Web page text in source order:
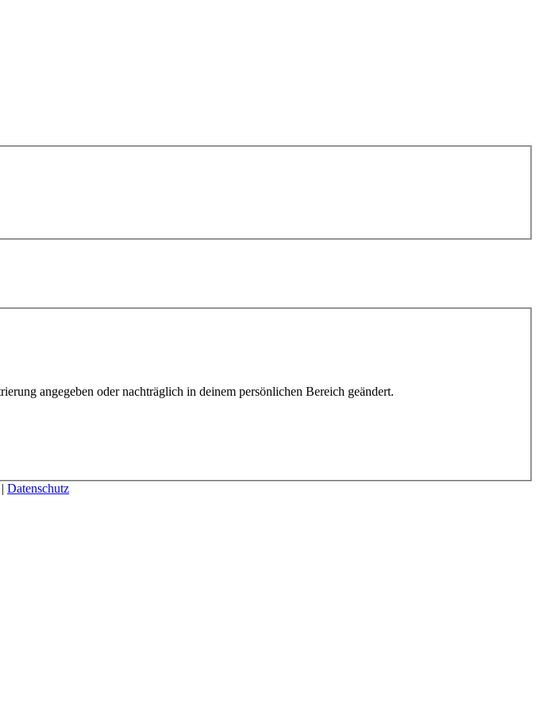
angegeben oder nachträglich in deinem persönlichen Bereich geändert.
| Datenschutz